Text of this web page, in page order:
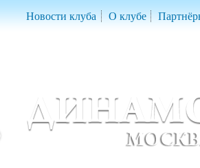
Новости клуба О клубе